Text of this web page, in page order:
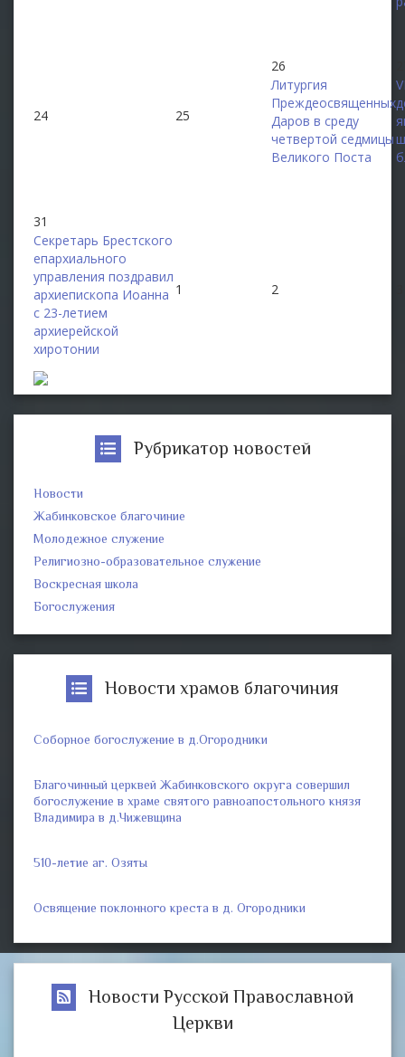
24 25
26
Литургия
Преждеосвященных
Даров в среду
четвертой седмицы
Великого Поста
31
Секретарь Брестского
епархиального
управления поздравил
архиепископа Иоанна
с 23-летием
архиерейской
хиротонии
1 2
Рубрикатор новостей
Новости
Жабинковское благочиние
Молодежное служение
Религиозно-образовательное служение
Воскресная школа
Богослужения
Новости храмов благочиния
Соборное богослужение в д.Огородники
Благочинный церквей Жабинковского округа совершил
богослужение в храме святого равноапостольного князя
Владимира в д.Чижевщина
510-летие аг. Озяты
Освящение поклонного креста в д. Огородники
Новости Русской Православной
Церкви